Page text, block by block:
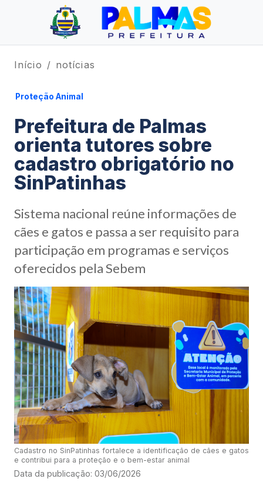
Início notícias
Proteção Animal
Prefeitura de Palmas
orienta tutores sobre
cadastro obrigatório no
SinPatinhas
Sistema nacional reúne informações de
cães e gatos e passa a ser requisito para
participação em programas e serviços
oferecidos pela Sebem
Cadastro no SinPatinhas fortalece a identificação de cães e gatos
e contribui para a proteção e o bem-estar animal
Data da publicação: 03/06/2026